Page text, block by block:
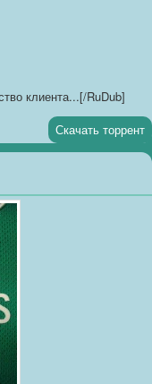
клиента...[/RuDub]
Скачать торрент